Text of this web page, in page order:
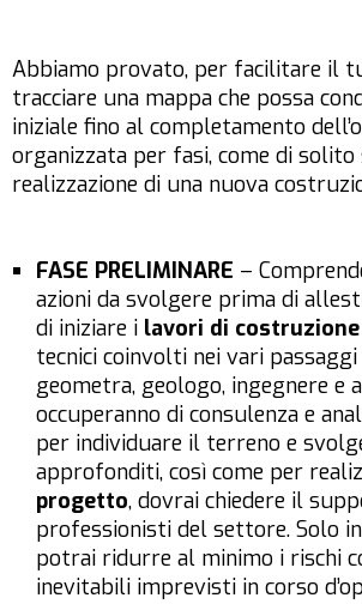
Abbiamo provato, per facilitare il
tracciare una mappa che possa
iniziale fino al completamento
organizzata per fasi, come di
realizzazione di una nuova
FASE PRELIMINARE –
azioni da svolgere prima di
di iniziare i lavori di
tecnici coinvolti nei vari
geometra, geologo, ingegnere e
occuperanno di consulenza e
per individuare il terreno e
approfonditi, così come per
progetto, dovrai chiedere il
professionisti del settore. Solo
potrai ridurre al minimo i rischi
inevitabili imprevisti in corso